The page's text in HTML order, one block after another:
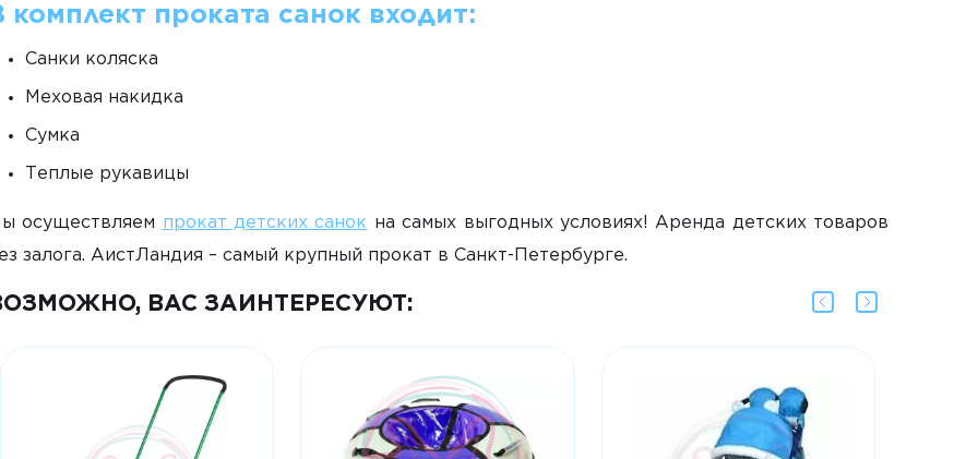
комплект проката санок входит:
Санки коляска
Меховая накидка
Сумка
Теплые рукавицы
осуществляем прокат детских санок на самых выгодных условиях! Аренда детских товаров
залога. АистЛандия – самый крупный прокат в Санкт-Петербурге.
ВАС ЗАИНТЕРЕСУЮТ: